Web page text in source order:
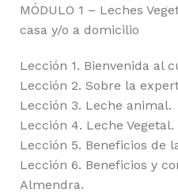
MÓDULO 1 – Leches
casa y/o a domicilio
Lección 1. Bienvenida al
Lección 2. Sobre la
Lección 3. Leche animal.
Lección 4. Leche Vegetal.
Lección 5. Beneficios de
Lección 6. Beneficios y
Almendra.